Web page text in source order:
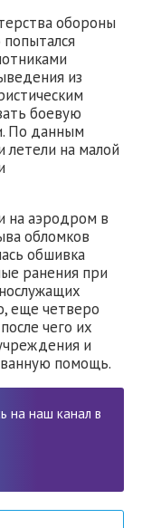
обороны
из
боевую
По данным
летели на малой
на аэродром в
обломков
обшивка
ранения при
еще четверо
чего их
и
помощь.
на наш канал в